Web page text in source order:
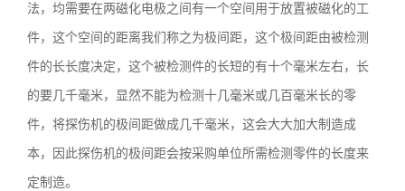
法，均需要在两磁化电极之间有一个空间用于放置被磁化的工
件，这个空间的距离我们称之为极间距，这个极间距由被检测
件的长长度决定，这个被检测件的长短的有十个毫米左右，长
的要几千毫米，显然不能为检测十几毫米或几百毫米长的零
件，将探伤机的极间距做成几千毫米，这会大大加大制造成
本，因此探伤机的极间距会按采购单位所需检测零件的长度来
定制造。